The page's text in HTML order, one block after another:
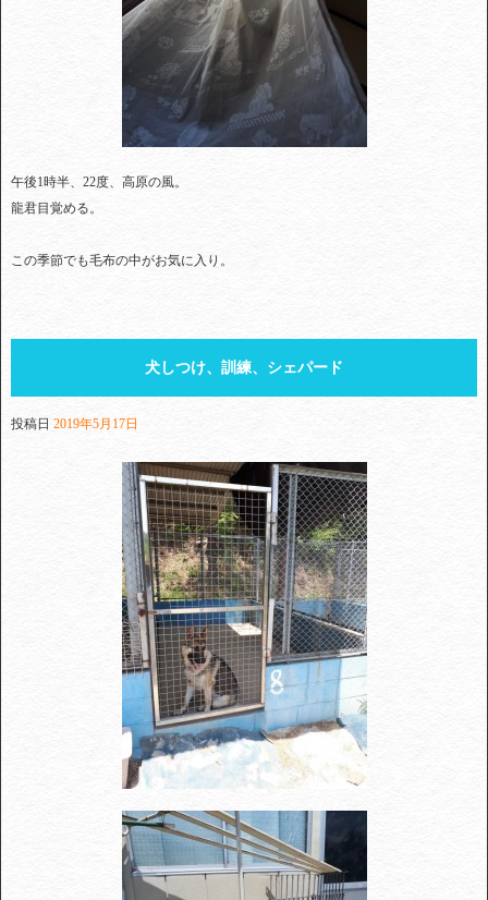
午後1時半、22度、高原の風。
龍君目覚める。
この季節でも毛布の中がお気に入り。
犬しつけ、訓練、シェパード
投稿日 2019年5月17日